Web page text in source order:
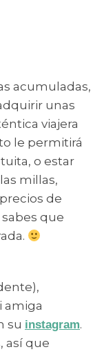
acumuladas,
unas
viajera
le permitirá
o estar
millas,
de
sabes que
amiga
su instagram.
así que